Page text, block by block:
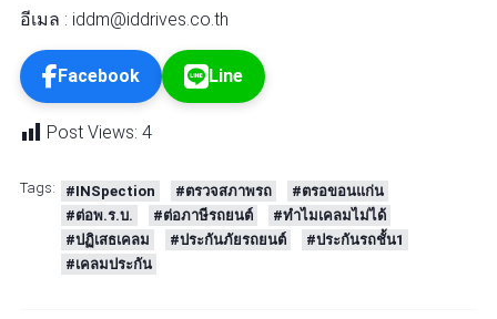
อีเมล : iddm@iddrives.co.th
Facebook Line
Post Views: 4
Tags: #INSpection #ตรวจสภาพรถ
#ตรอขอนแก่น
#ต่อพ.ร.บ.
#ต่อภาษีรถยนต์
#ทำไมเคลมไม่ได้
#ปฏิเสธเคลม
#ประกันภัยรถยนต์
#ประกันรถชั้น1
#เคลมประกัน